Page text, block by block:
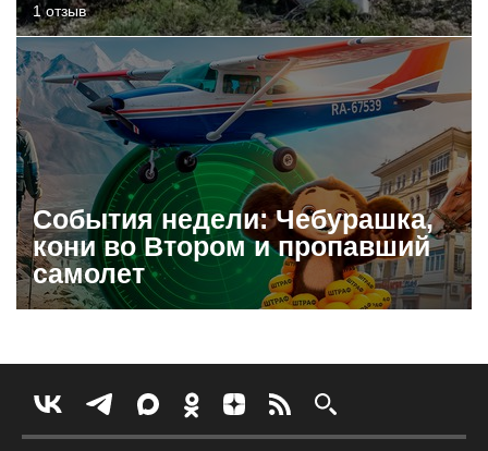
1 отзыв
События недели: Чебурашка,
кони во Втором и пропавший
самолет